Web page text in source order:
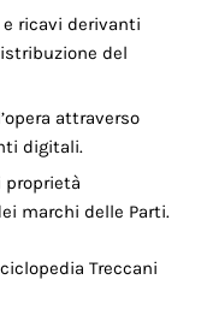
ricavi derivanti
del
attraverso
digitali.
marchi delle Parti.
Treccani